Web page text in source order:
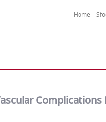
Home
Complications